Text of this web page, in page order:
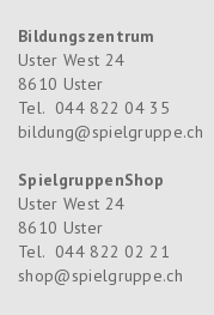
Bildungszentrum
Uster West 24
8610 Uster
Tel. 044 822 04 35
bildung@spielgruppe.ch
SpielgruppenShop
Uster West 24
8610 Uster
Tel. 044 822 02 21
shop@spielgruppe.ch